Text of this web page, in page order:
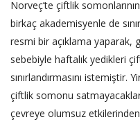
Norveç’te çiftlik
birkaç akademisyenle de
resmi bir açıklama yaparak,
sebebiyle haftalık yedikleri
sınırlandırmasını
çiftlik somonu
çevreye olumsuz etkilerinden